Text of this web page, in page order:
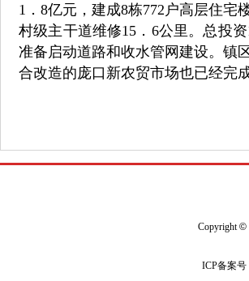
1．8亿元，建成8栋772户高层住宅
村级主干道维修15．6公里。总投
准备启动道路和收水管网建设。镇
合改造的庞口新农贸市场也已经完
Copyright©
ICP备案